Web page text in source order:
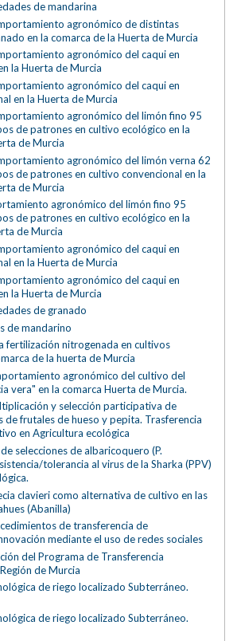
de mandarina
agronómico de distintas
en la comarca de la Huerta de Murcia
agronómico del caqui en
la Huerta de Murcia
agronómico del caqui en
en la Huerta de Murcia
agronómico del limón fino 95
de patrones en cultivo ecológico en la
de Murcia
agronómico del limón verna 62
de patrones en cultivo convencional en la
de Murcia
agronómico del limón fino 95
de patrones en cultivo ecológico en la
de Murcia
agronómico del caqui en
en la Huerta de Murcia
agronómico del caqui en
la Huerta de Murcia
de granado
de mandarino
fertilización nitrogenada en cultivos
de la huerta de Murcia
agronómico del cultivo del
vera" en la comarca Huerta de Murcia.
y selección participativa de
de frutales de hueso y pepita. Trasferencia
en Agricultura ecológica
selecciones de albaricoquero (P.
tolerancia al virus de la Sharka (PPV)
clavieri como alternativa de cultivo en las
(Abanilla)
de transferencia de
mediante el uso de redes sociales
del Programa de Transferencia
de Murcia
de riego localizado Subterráneo.
de riego localizado Subterráneo.